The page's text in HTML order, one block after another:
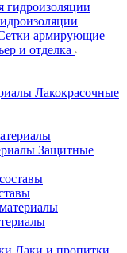
армирующие
и отделка
Лакокрасочные
Защитные
Лаки и пропитки